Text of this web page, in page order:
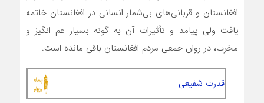
افغانستان و قربانی‌های بی‌شمار انسانی در افغانستان خاتمه
یافت ولی پیامد و تأثیرات آن به گونه بسیار غم انگیز و
مخرب، در روان جمعی مردم افغانستان باقی مانده است.
قدرت شفیعی